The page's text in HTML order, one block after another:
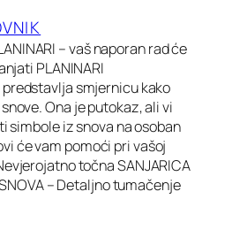
– vaš naporan rad će
PLANINARI
smjernicu kako
Ona je putokaz, ali vi
simbole iz snova na osoban
će vam pomoći pri vašoj
točna SANJARICA
– Detaljno tumačenje